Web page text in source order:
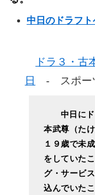
中日のドラフト
ドラ３・
日
- スポー
中日にド
本武尊（た
１９歳で未
をしていた
グ・サービ
込んでいた